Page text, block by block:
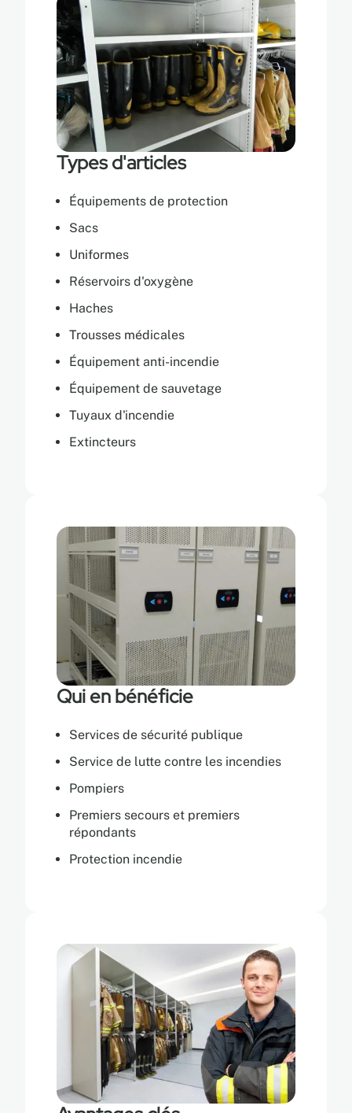
Types d'articles
Équipements de protection
Sacs
Uniformes
Réservoirs d'oxygène
Haches
Trousses médicales
Équipement anti-incendie
Équipement de sauvetage
Tuyaux d'incendie
Extincteurs
Qui en bénéficie
Services de sécurité publique
Service de lutte contre les incendies
Pompiers
Premiers secours et premiers
répondants
Protection incendie